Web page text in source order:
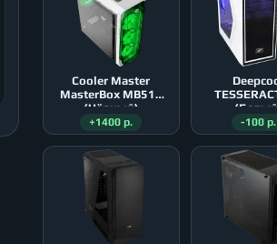
Cooler Master
MasterBox MB511
(Чёрный)
+1400 р. -100 р.